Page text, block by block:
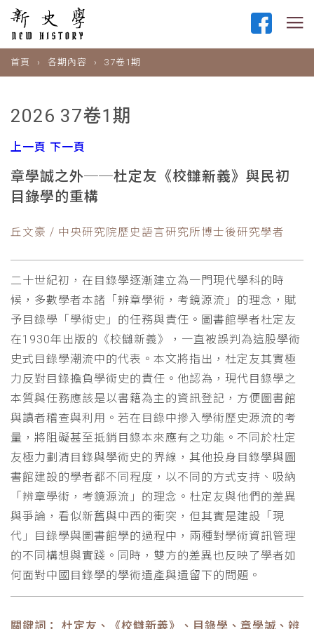
首頁 各期內容 37卷1期
2026 37卷1期
上一頁 下一頁
章學誠之外──杜定友《校讎新義》與民初
目錄學的重構
丘文豪 / 中央研究院歷史語言研究所博士後研究學者
二十世紀初，在目錄學逐漸建立為一門現代學科的時
候，多數學者本諸「辨章學術，考鏡源流」的理念，賦
予目錄學「學術史」的任務與責任。圖書館學者杜定友
在1930年出版的《校讎新義》，一直被誤判為這股學術
史式目錄學潮流中的代表。本文將指出，杜定友其實極
力反對目錄擔負學術史的責任。他認為，現代目錄學之
本質與任務應該是以書籍為主的資訊登記，方便圖書館
與讀者稽查與利用。若在目錄中摻入學術歷史源流的考
量，將阻礙甚至抵銷目錄本來應有之功能。不同於杜定
友極力劃清目錄與學術史的界線，其他投身目錄學與圖
書館建設的學者都不同程度，以不同的方式支持、吸納
「辨章學術，考鏡源流」的理念。杜定友與他們的差異
與爭論，看似新舊與中西的衝突，但其實是建設「現
代」目錄學與圖書館學的過程中，兩種對學術資訊管理
的不同構想與實踐。同時，雙方的差異也反映了學者如
何面對中國目錄學的學術遺產與遺留下的問題。
關鍵詞： 杜定友、《校讎新義》、目錄學、章學誠、辨